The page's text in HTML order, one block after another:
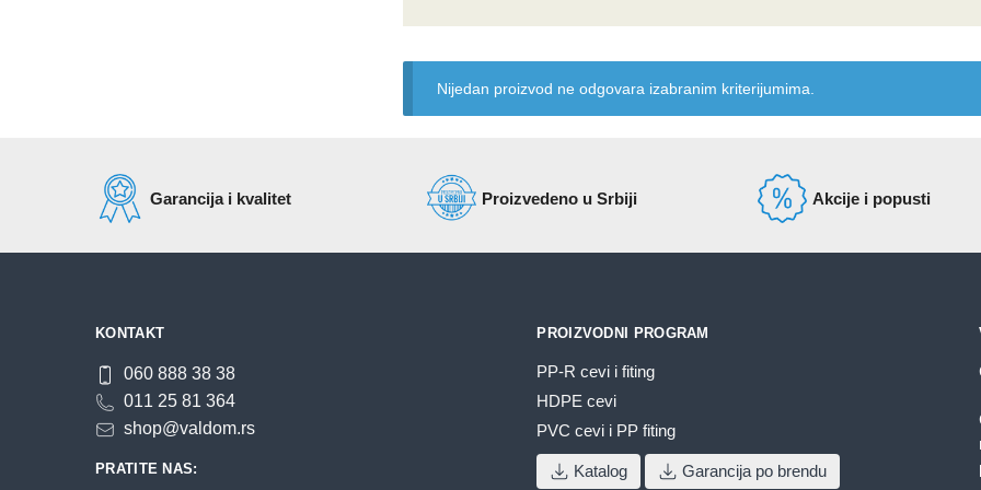
Nijedan proizvod ne odgovara izabranim kriterijumima.
Garancija i kvalitet Proizvedeno u Srbiji Akcije i popusti
KONTAKT
060 888 38 38
011 25 81 364
shop@valdom.rs
PRATITE NAS:
PROIZVODNI PROGRAM
PP-R cevi i fiting
HDPE cevi
PVC cevi i PP fiting
Katalog Garancija po brendu